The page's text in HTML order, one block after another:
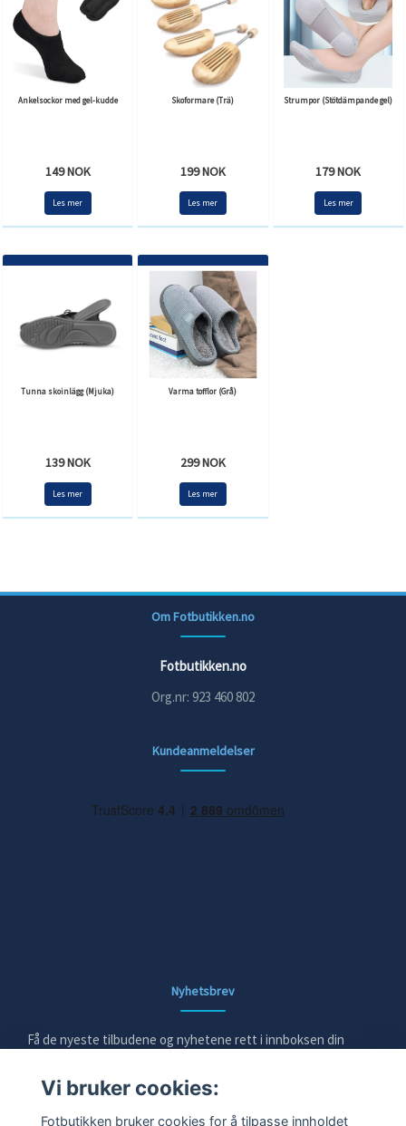
Ankelsockor med gel-kudde
149 NOK
Les mer
Skoformare (Trä)
199 NOK
Les mer
Strumpor (Stötdämpande gel)
179 NOK
Les mer
Tunna skoinlägg (Mjuka)
139 NOK
Les mer
Varma tofflor (Grå)
299 NOK
Les mer
Om Fotbutikken.no
Fotbutikken.no
Org.nr: 923 460 802
Kundeanmeldelser
Nyhetsbrev
Få de nyeste tilbudene og nyhetene rett i innboksen din
E-post
Vi bruker cookies:
Fotbutikken bruker cookies for å tilpasse innholdet